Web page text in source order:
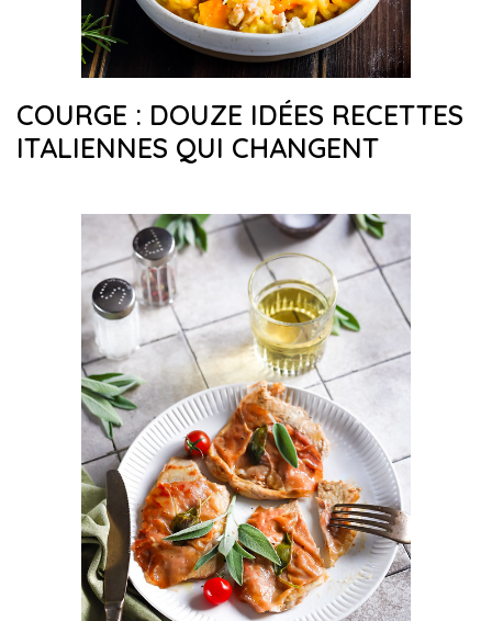
COURGE : DOUZE IDÉES RECETTES
ITALIENNES QUI CHANGENT